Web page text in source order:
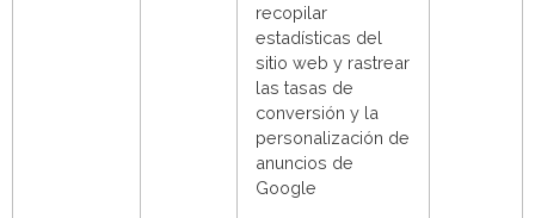
recopilar
estadísticas del
sitio web y rastrear
las tasas de
conversión y la
personalización de
anuncios de
Google